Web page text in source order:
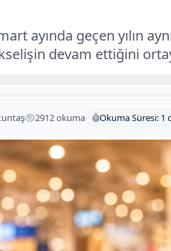
ayında geçen yılın
devam ettiğini
2912 okuma Okuma Süresi: 1